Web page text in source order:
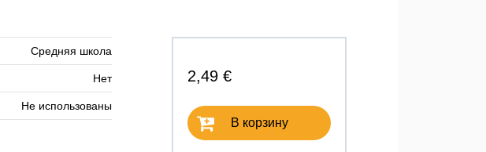
2,49 €
В корзину
Средняя школа
Нет
Не использованы